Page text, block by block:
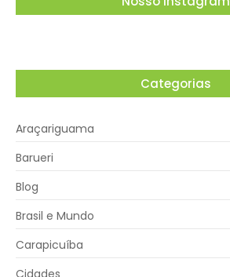
Categorias
Araçariguama
Barueri
Blog
Brasil e Mundo
Carapicuíba